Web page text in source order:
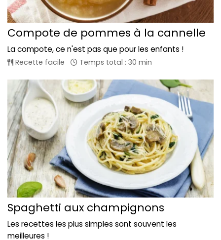
Compote de pommes à la cannelle
La compote, ce n'est pas que pour les enfants !
Recette facile Temps total : 30 min
Spaghetti aux champignons
Les recettes les plus simples sont souvent les
meilleures !